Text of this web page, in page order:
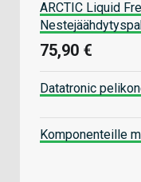
ARCTIC Liquid
75,90 €
Datatronic
Komponenteille